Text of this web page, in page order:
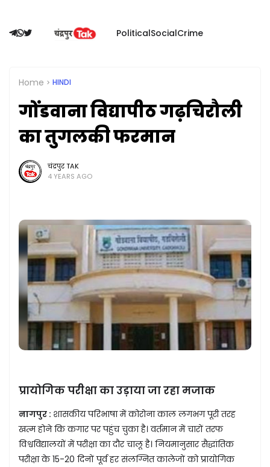
PoliticalSocialCrime
Home HINDI
गोंडवाना विद्यापीठ गढ़चिरौली
का तुगलकी फरमान
चंद्रपुर TAK
4 YEARS AGO
प्रायोगिक परीक्षा का उड़ाया जा रहा मजाक
नागपुर : शासकीय परिभाषा में कोरोना काल लगभग पूरी तरह
खत्म होने कि कगार पर पहुंच चुका है। वर्तमान में चारों तरफ
विश्वविद्यालयों में परीक्षा का दौर चालू है। नियमानुसार सैद्धांतिक
परीक्षा के 15-20 दिनों पूर्व हर संलग्नित कालेजों को प्रायोगिक